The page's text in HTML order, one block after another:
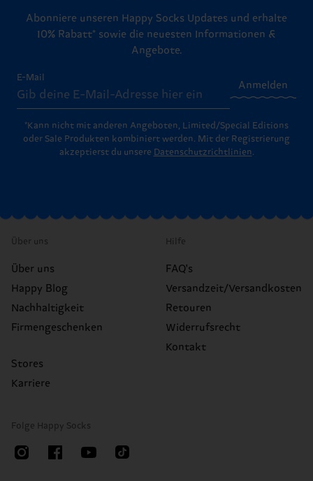
Abonniere unseren Happy Socks Updates und erhalte
10% Rabatt* sowie die neuesten Informationen &
Angebote.
E-Mail
Anmelden
*Kann nicht mit anderen Angeboten, Limited/Special Editions
oder Sale Produkten kombiniert werden. Mit der Registrierung
akzeptierst du unsere Datenschutzrichtlinien.
Über uns
Über uns
Happy Blog
Nachhaltigkeit
Firmengeschenken
Stores
Karriere
Hilfe
FAQ's
Versandzeit/Versandkosten
Retouren
Widerrufsrecht
Kontakt
Folge Happy Socks